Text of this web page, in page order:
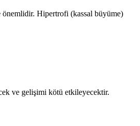
önemlidir. Hipertrofi (kassal büyüme)
ve gelişimi kötü etkileyecektir.